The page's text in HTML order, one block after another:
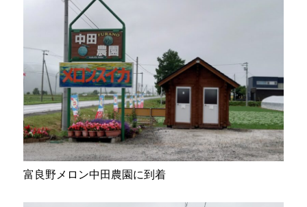
富良野メロン中田農園に到着